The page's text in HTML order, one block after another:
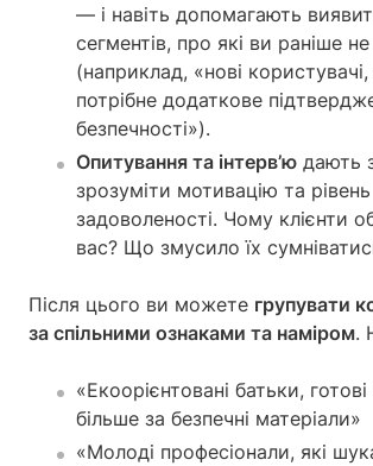
— і навіть допомагають
сегментів, про які ви раніше
(наприклад, «нові
потрібне додаткове
безпечності»).
Опитування та інтерв’ю дають
зрозуміти мотивацію та рівень
задоволеності. Чому клієнти
вас? Що змусило їх
Після цього ви можете групувати
за спільними ознаками та наміром.
«Екоорієнтовані батьки,
більше за безпечні матеріали»
«Молоді професіонали, які